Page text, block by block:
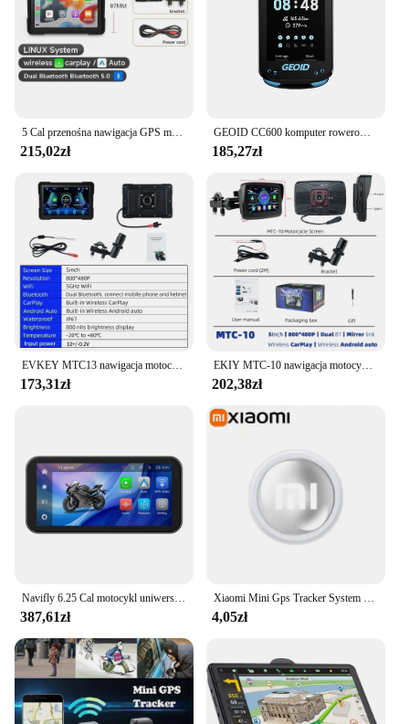
5 Cal przenośna nawigacja GPS motocykl na motocykl ochraniająca na wodę Carplay wyświetlacz motocykla bezprzewodowy Android samochodu IPX7 GPS Screen Apple
215,02zł
GEOID CC600 komputer rowerowy bezprzewodowa inteligentna nawigacja prędkościomierz rowerowy automatyczny WIFI ANT licznik kilometrów IPX7
185,27zł
EVKEY MTC13 nawigacja motocykl wodoodporny ekran wyświetlacza Apple Carplay przenośny motocykl bezprzewodowy Android Auto Monitor
173,31zł
EKIY MTC-10 nawigacja motocyklowa bezprzewodowy CarPlay 5-calowy wyświetlacz przenośny motocykl bezprzewodowy Android Auto Monitor
202,38zł
Navifly 6.25 Cal motocykl uniwersalna nawigacja bezprzewodowa IOS Carplay Android Auto ekran HD IP67 wodoodporny Monitor BT
387,61zł
Xiaomi Mini Gps Tracker System FindMy App Airtag Smart Bluetooth Locator Child Finder Bag Anti-Loss Pet Collar With Tracker 2025
4,05zł